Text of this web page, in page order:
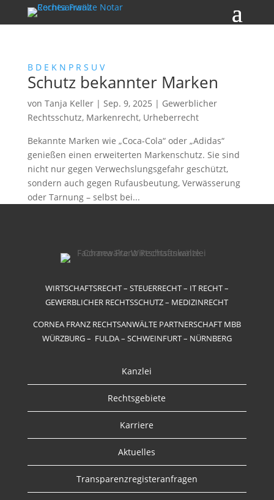
B D E K N P R S U V
Schutz bekannter Marken
von Tanja Keller| Sep. 9, 2025 | Gewerblicher
Rechtsschutz, Markenrecht, Urheberrecht
Bekannte Marken wie „Coca-Cola“ oder „Adidas“
genießen einen erweiterten Markenschutz. Sie sind
nicht nur gegen Verwechslungsgefahr geschützt,
sondern auch gegen Rufausbeutung, Verwässerung
oder Tarnung – selbst bei...
WIRTSCHAFTSRECHT – STEUERRECHT – IT RECHT –
GEWERBLICHER RECHTSSCHUTZ – MEDIZINRECHT
CORNEA FRANZ RECHTSANWÄLTE PARTNERSCHAFT MBB
WÜRZBURG – FULDA – SCHWEINFURT – NÜRNBERG
Kanzlei
Rechtsgebiete
Karriere
Aktuelles
Transparenzregisteranfragen